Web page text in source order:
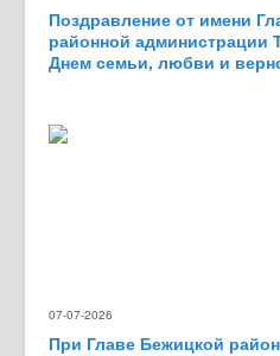
Поздравление от имени
районной администрации
Днем семьи, любви и
07-07-2026
При Главе Бежицкой